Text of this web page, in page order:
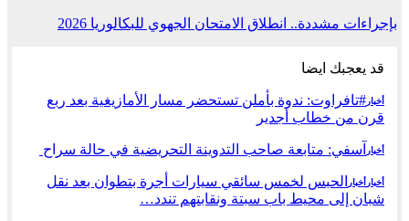
بإجراءات مشددة.. انطلاق الامتحان الجهوي للبكالوريا 2026
قد يعجبك ايضا
أخبار #تافراوت: ندوة بأملن تستحضر مسار الأمازيغية بعد ربع
قرن من خطاب أجدير
أخبار آسفي: متابعة صاحب التدوينة التحريضية في حالة سراح
أخبار أخبار
الحبس لخمس سائقي سيارات أجرة بتطوان بعد نقل
شبان إلى محيط باب سبتة ونقابتهم تندد…